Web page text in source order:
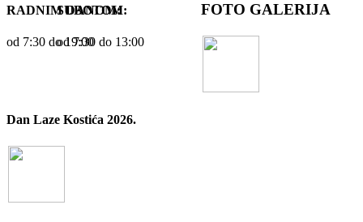
RADNIM DANOM:
od 7:30 dо 19:00
SUBOTOM:
od 7:30 dо 13:00
FOTO GALERIJA
Dan Laze Kostića 2026.